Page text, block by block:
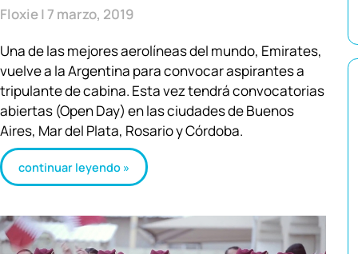
Floxie 7 marzo, 2019
Una de las mejores aerolíneas del mundo, Emirates,
vuelve a la Argentina para convocar aspirantes a
tripulante de cabina. Esta vez tendrá convocatorias
abiertas (Open Day) en las ciudades de Buenos
Aires, Mar del Plata, Rosario y Córdoba.
continuar leyendo »